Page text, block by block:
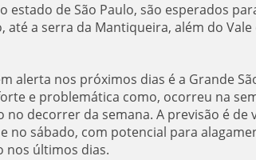
estado de São Paulo, são esperados
até a serra da Mantiqueira, além do
alerta nos próximos dias é a Grande
e problemática como, ocorreu na
no decorrer da semana. A previsão é de
no sábado, com potencial para
nos últimos dias.